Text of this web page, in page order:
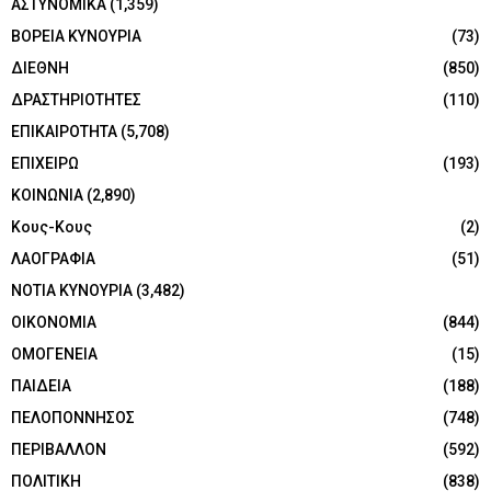
ΑΣΤΥΝΟΜΙΚΑ (1,359)
ΒΟΡΕΙΑ ΚΥΝΟΥΡΙΑ
(73)
ΔΙΕΘΝΗ
(850)
ΔΡΑΣΤΗΡΙΟΤΗΤΕΣ
(110)
ΕΠΙΚΑΙΡΟΤΗΤΑ (5,708)
ΕΠΙΧΕΙΡΩ
(193)
ΚΟΙΝΩΝΙΑ (2,890)
Κους-Κους
(2)
ΛΑΟΓΡΑΦΙΑ
(51)
ΝΟΤΙΑ ΚΥΝΟΥΡΙΑ (3,482)
ΟΙΚΟΝΟΜΙΑ
(844)
ΟΜΟΓΕΝΕΙΑ
(15)
ΠΑΙΔΕΙΑ
(188)
ΠΕΛΟΠΟΝΝΗΣΟΣ
(748)
ΠΕΡΙΒΑΛΛΟΝ
(592)
ΠΟΛΙΤΙΚΗ
(838)